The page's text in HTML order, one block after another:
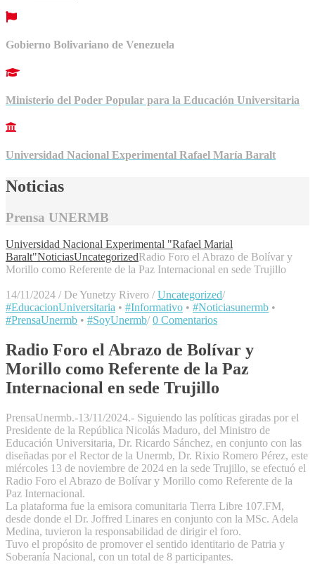
Gobierno Bolivariano de Venezuela
Ministerio del Poder Popular para la Educación Universitaria
Universidad Nacional Experimental Rafael María Baralt
Noticias
Prensa UNERMB
Universidad Nacional Experimental "Rafael Marial
Baralt"NoticiasUncategorizedRadio Foro el Abrazo de Bolívar y
Morillo como Referente de la Paz Internacional en sede Trujillo
14/11/2024 / De Yunetzy Rivero / Uncategorized/
#EducacionUniversitaria • #Informativo • #Noticiasunermb •
#PrensaUnermb • #SoyUnermb/ 0 Comentarios
Radio Foro el Abrazo de Bolívar y
Morillo como Referente de la Paz
Internacional en sede Trujillo
PrensaUnermb.-13/11/2024.- Siguiendo las políticas giradas por el
Presidente de la República Nicolás Maduro, del Ministro de
Educación Universitaria, Dr. Ricardo Sánchez, en conjunto con las
diseñadas por el Rector de la Unermb, Dr. Rixio Romero Pérez, este
miércoles 13 de noviembre de 2024 en la sede Trujillo, se efectuó el
Radio Foro el Abrazo de Bolívar y Morillo como Referente de la
Paz Internacional.
La plataforma fue la emisora comunitaria Tierra Libre 107.FM,
desde donde el Dr. Joffred Linares en conjunto con la MSc. Adela
Medina, tuvieron la responsabilidad de dirigir el foro.
Tuvo el propósito de promover el sentido identitario de Patria y
Soberanía Nacional, con un total de 8 participantes.